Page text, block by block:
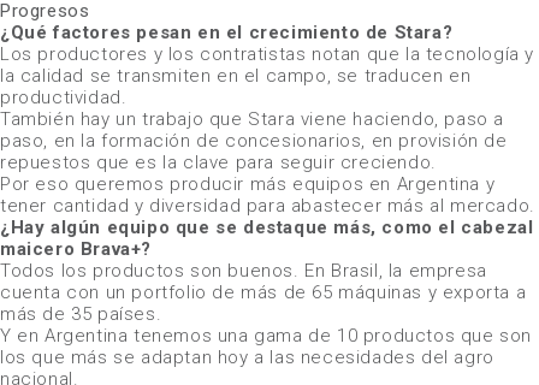
Progresos
¿Qué factores pesan en el crecimiento de Stara?
Los productores y los contratistas notan que la tecnología y
la calidad se transmiten en el campo, se traducen en
productividad.
También hay un trabajo que Stara viene haciendo, paso a
paso, en la formación de concesionarios, en provisión de
repuestos que es la clave para seguir creciendo.
Por eso queremos producir más equipos en Argentina y
tener cantidad y diversidad para abastecer más al mercado.
¿Hay algún equipo que se destaque más, como el cabezal
maicero Brava+?
Todos los productos son buenos. En Brasil, la empresa
cuenta con un portfolio de más de 65 máquinas y exporta a
más de 35 países.
Y en Argentina tenemos una gama de 10 productos que son
los que más se adaptan hoy a las necesidades del agro
nacional.